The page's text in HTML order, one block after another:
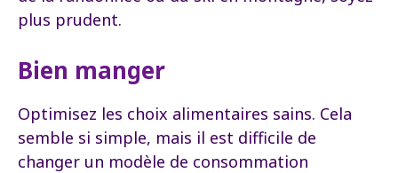
plus prudent.
Bien manger
Optimisez les choix alimentaires sains. Cela
semble si simple, mais il est difficile de
changer un modèle de consommation